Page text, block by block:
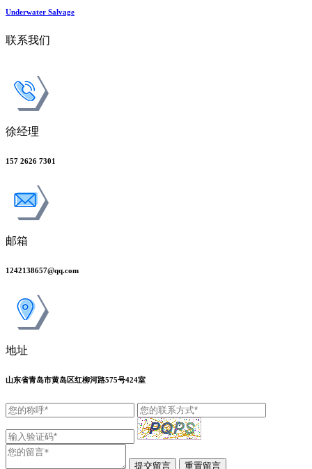
Underwater Salvage
联系我们
徐经理
157 2626 7301
邮箱
1242138657@qq.com
地址
山东省青岛市黄岛区红柳河路575号424室